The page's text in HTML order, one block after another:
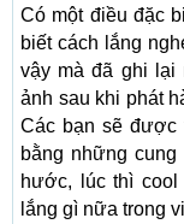
Có một điều đặc
biết cách lắng
vậy mà đã ghi lại
ảnh sau khi phát
Các bạn sẽ được
bằng những
hước, lúc thì cool
lắng gì nữa trong